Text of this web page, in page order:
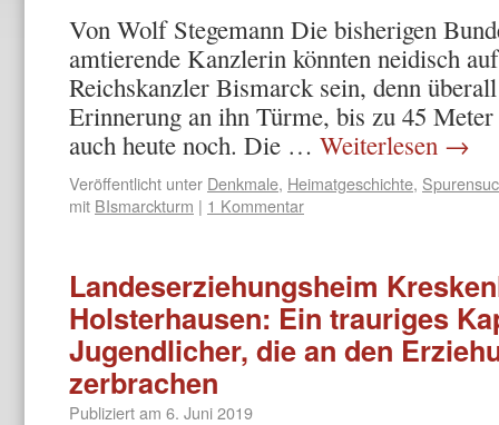
Von Wolf Stegemann Die bisherigen
amtierende Kanzlerin könnten neidisch
Reichskanzler Bismarck sein, denn
Erinnerung an ihn Türme, bis zu 45
auch heute noch. Die … Weiterlesen →
Veröffentlicht unter Denkmale, Heimatgeschichte,
mit BIsmarckturm | 1 Kommentar
Landeserziehungsheim
Holsterhausen: Ein trauriges
Jugendlicher, die an den
zerbrachen
Publiziert am 6. Juni 2019